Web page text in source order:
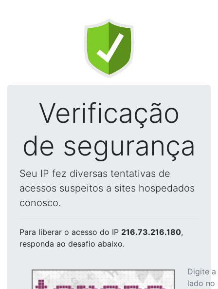
Verificação
de segurança
Seu IP fez diversas tentativas de
acessos suspeitos a sites hospedados
conosco.
Para liberar o acesso do IP 216.73.216.180,
responda ao desafio abaixo.
Digite
lado no